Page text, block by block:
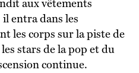
aux vêtements
entra dans les
les corps sur la piste de
stars de la pop et du
continue.